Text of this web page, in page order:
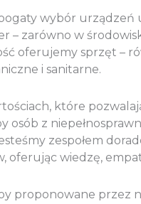
wybór urządzeń
– zarówno w
oferujemy sprzęt –
i sanitarne.
które
z
zespołem
oferując wiedzę,
proponowane przez